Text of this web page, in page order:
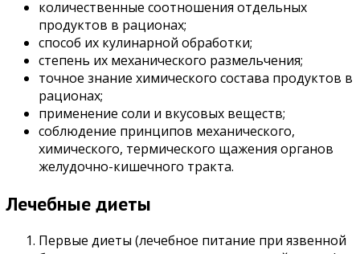
количественные соотношения отдельных
продуктов в рационах;
способ их кулинарной обработки;
степень их механического размельчения;
точное знание химического состава продуктов в
рационах;
применение соли и вкусовых веществ;
соблюдение принципов механического,
химического, термического щажения органов
желудочно-кишечного тракта.
Лечебные диеты
Первые диеты (лечебное питание при язвенной